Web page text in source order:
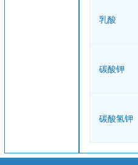
乳酸
碳酸钾
碳酸氢钾